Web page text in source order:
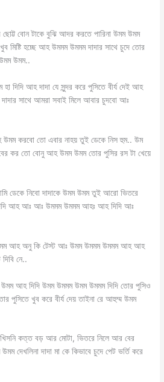
বোন টাকে বুঝি আদর করতে পারিনা উমম উমম
হচ্ছে আহ উমমম উমমম দাদার সাথে চুদে তোর
উমম..
দিদি আহ দাদা যে সুন্দর করে পুসিতে বীর্য দেই আহ
সাথে আমরা সবাই মিলে আবার চুদবো আঃ
করবো তো এবার নাহয় তুই ডেকে নিস হুম.. উম
কর তো বোনু আহ উমম উমম তোর পুসির রস টা খেয়ে
ডেকে নিবো দাদাকে উমম উমম তুই আরো ভিতরে
আহ আঃ আঃ উমমম উমমম আহঃ আহ দিদি আঃ
আহ অনু কি টেস্ট আঃ উমম উমমম উমমম আহ আহ
নে..
আহ দিদি উমম উমমম উমম উমমম দিদি তোর পুসিও
পুসিতে খুব করে বীর্য দেয় তাইনা রে আহুম্ম উমম
কত্ত বড় আর মোটা, ভিতরে নিলে আর বের
দেখলিনা দাদা মা কে কিভাবে চুদে পেট ভর্তি করে